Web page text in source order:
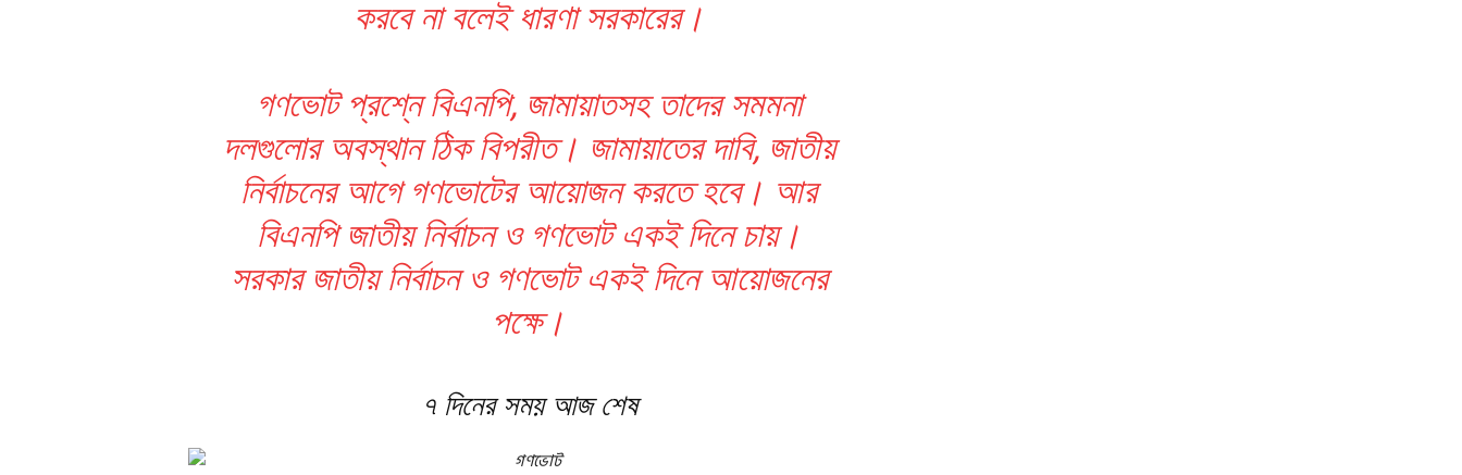
করবে না বলেই ধারণা সরকারের।
গণভোট প্রশ্নে বিএনপি, জামায়াতসহ তাদের সমমনা
দলগুলোর অবস্থান ঠিক বিপরীত। জামায়াতের দাবি, জাতীয়
নির্বাচনের আগে গণভোটের আয়োজন করতে হবে। আর
বিএনপি জাতীয় নির্বাচন ও গণভোট একই দিনে চায়।
সরকার জাতীয় নির্বাচন ও গণভোট একই দিনে আয়োজনের
পক্ষে।
৭ দিনের সময় আজ শেষ